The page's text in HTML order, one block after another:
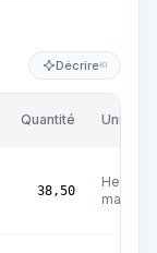
DécrireKI
Quantité Unité
38,50
Heures
machine